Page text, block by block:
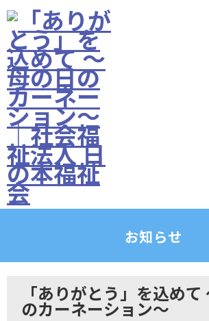
お知らせ
「ありがとう」を込めて
のカーネーション～